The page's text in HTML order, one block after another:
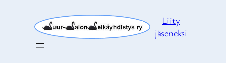
sisältöön
Liity
jäseneksi